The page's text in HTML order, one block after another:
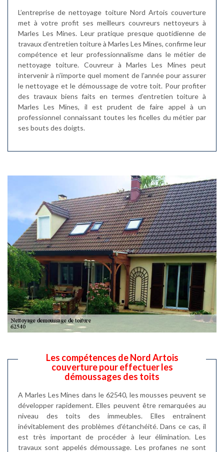
L’entreprise de nettoyage toiture Nord Artois couverture
met à votre profit ses meilleurs couvreurs nettoyeurs à
Marles Les Mines. Leur pratique presque quotidienne de
travaux d’entretien toiture à Marles Les Mines, confirme leur
compétence et leur professionnalisme dans le métier de
nettoyage toiture. Couvreur à Marles Les Mines peut
intervenir à n’importe quel moment de l’année pour assurer
le nettoyage et le démoussage de votre toit. Pour profiter
des travaux biens faits en termes d’entretien toiture à
Marles Les Mines, il est prudent de faire appel à un
professionnel connaissant toutes les ficelles du métier par
ses bouts des doigts.
Les compétences de Nord Artois
couverture pour effectuer les
démoussages des toits
A Marles Les Mines dans le 62540, les mousses peuvent se
développer rapidement. Elles peuvent être remarquées au
niveau des toits des immeubles. Elles entraînent
inévitablement des problèmes d'étanchéité. Dans ce cas, il
est très important de procéder à leur élimination. Les
travaux sont appelés démoussage. Les profanes ne sont